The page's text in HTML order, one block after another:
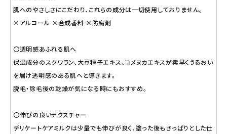
肌へのやさしさにこだわり、これらの成分は一切使用しておりません。
×アルコール ×合成香料 ×防腐剤
〇透明感あふれる肌へ
保湿成分のスクワラン、大豆種子エキス、コメヌカエキスが素早くうるおい
を届け透明感のある肌へと導きます。
脱毛・除毛後の乾燥が気になる時にもおすすめ。
〇伸びの良いテクスチャー
デリケートケアミルクは少量でも伸びが良く、塗った後もさっぱりとした仕